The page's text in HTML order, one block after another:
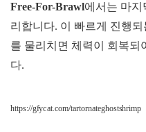
Free-For-Brawl에서는 마지
리합니다. 이 빠르게 진행
를 물리치면 체력이 회복되
다.
https://gfycat.com/tartornateghostshrimp